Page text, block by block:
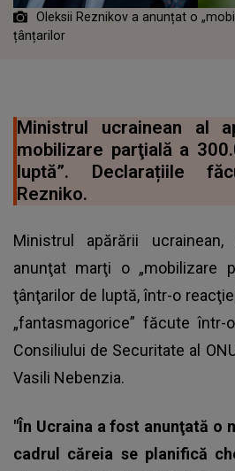
Oleksii Reznikov a anunțat o
țânțarilor
Ministrul ucrainean al
mobilizare parţială a
luptă”. Declarațiile
Rezniko.
Ministrul apărării
anunţat marţi o „mobilizare
ţânţarilor de luptă, într-o
„fantasmagorice” făcute
Consiliului de Securitate al
Vasili Nebenzia.
"În Ucraina a fost anunţată o
cadrul căreia se planifică